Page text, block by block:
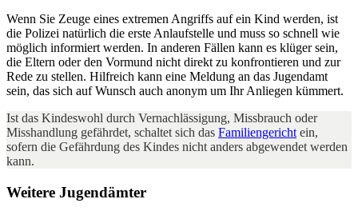
Wenn Sie Zeuge eines extremen Angriffs auf ein Kind werden, ist
die Polizei natürlich die erste Anlaufstelle und muss so schnell wie
möglich informiert werden. In anderen Fällen kann es klüger sein,
die Eltern oder den Vormund nicht direkt zu konfrontieren und zur
Rede zu stellen. Hilfreich kann eine Meldung an das Jugendamt
sein, das sich auf Wunsch auch anonym um Ihr Anliegen kümmert.
Ist das Kindeswohl durch Vernachlässigung, Missbrauch oder
Misshandlung gefährdet, schaltet sich das Familiengericht ein,
sofern die Gefährdung des Kindes nicht anders abgewendet werden
kann.
Weitere Jugendämter